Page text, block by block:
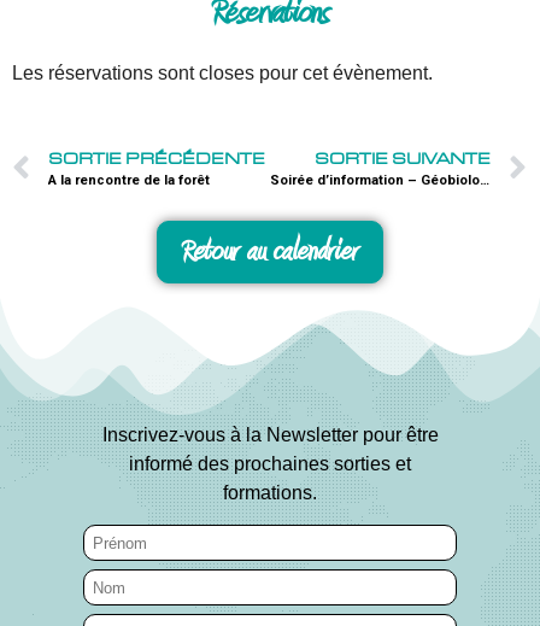
Réservations
Les réservations sont closes pour cet évènement.
SORTIE PRÉCÉDENTE
A la rencontre de la forêt
SORTIE SUIVANTE
Soirée d’information – Géobiologie
Retour au calendrier
Inscrivez-vous à la Newsletter pour être
informé des prochaines sorties et
formations.